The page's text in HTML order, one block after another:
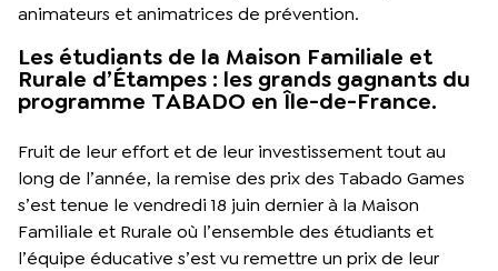
animateurs et animatrices de prévention.
Les étudiants de la Maison Familiale et
Rurale d’Étampes : les grands gagnants du
programme TABADO en Île-de-France.
Fruit de leur effort et de leur investissement tout au
long de l’année, la remise des prix des Tabado Games
s’est tenue le vendredi 18 juin dernier à la Maison
Familiale et Rurale où l’ensemble des étudiants et
l’équipe éducative s’est vu remettre un prix de leur